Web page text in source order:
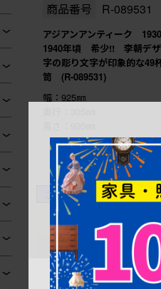
商品番号 R-089531
アジアンアンティーク
1940年頃 希少!! 李朝デ
字の彫り文字が印象的な49
笥 (R-089531)
幅：925㎜
これからリペア予定品